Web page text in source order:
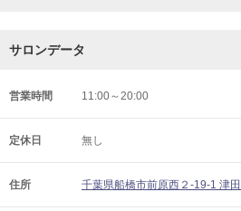
サロンデータ
営業時間 11:00～20:00
定休日 無し
住所 千葉県船橋市前原西２-19-1 津